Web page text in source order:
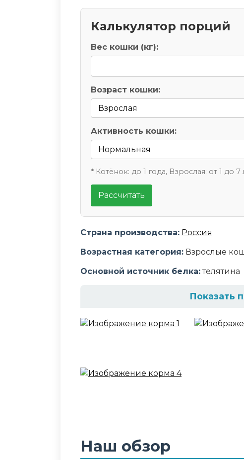
Калькулятор порций
Вес кошки (кг):
Возраст кошки:
Активность кошки:
* Котёнок: до 1 года, Взрослая: от 1 до
Рассчитать
Страна производства: Россия
Возрастная категория: Взрослые
Основной источник белка:телятина
Показать
Состав корма
Аналитический состав
Дополнительные
таурин, витамин Е
Наш обзор